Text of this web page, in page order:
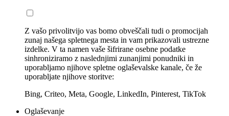
Z vašo privolitvijo vas bomo obveščali tudi o promocijah
zunaj našega spletnega mesta in vam prikazovali ustrezne
izdelke. V ta namen vaše šifrirane osebne podatke
sinhroniziramo z naslednjimi zunanjimi ponudniki in
uporabljamo njihove spletne oglaševalske kanale, če že
uporabljate njihove storitve:
Bing, Criteo, Meta, Google, LinkedIn, Pinterest, TikTok
Oglaševanje